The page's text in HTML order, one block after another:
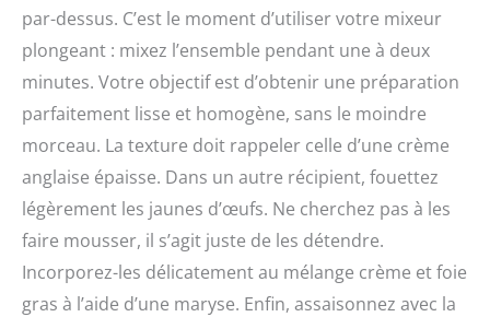
par-dessus. C’est le moment d’utiliser votre mixeur
plongeant : mixez l’ensemble pendant une à deux
minutes. Votre objectif est d’obtenir une préparation
parfaitement lisse et homogène, sans le moindre
morceau. La texture doit rappeler celle d’une crème
anglaise épaisse. Dans un autre récipient, fouettez
légèrement les jaunes d’œufs. Ne cherchez pas à les
faire mousser, il s’agit juste de les détendre.
Incorporez-les délicatement au mélange crème et foie
gras à l’aide d’une maryse. Enfin, assaisonnez avec la